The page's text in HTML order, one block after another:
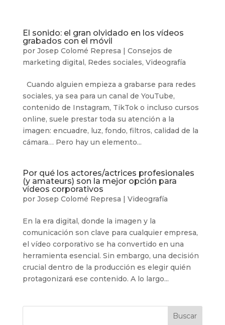
El sonido: el gran olvidado en los vídeos
grabados con el móvil
por Josep Colomé Represa | Consejos de
marketing digital, Redes sociales, Videografía
Cuando alguien empieza a grabarse para redes
sociales, ya sea para un canal de YouTube,
contenido de Instagram, TikTok o incluso cursos
online, suele prestar toda su atención a la
imagen: encuadre, luz, fondo, filtros, calidad de la
cámara… Pero hay un elemento...
Por qué los actores/actrices profesionales
(y amateurs) son la mejor opción para
vídeos corporativos
por Josep Colomé Represa | Videografía
En la era digital, donde la imagen y la
comunicación son clave para cualquier empresa,
el vídeo corporativo se ha convertido en una
herramienta esencial. Sin embargo, una decisión
crucial dentro de la producción es elegir quién
protagonizará ese contenido. A lo largo...
Buscar